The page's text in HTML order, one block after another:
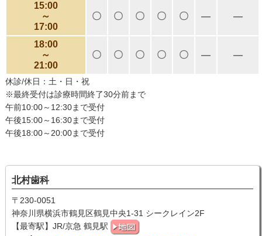
15:00
～
17:00
〇 〇 〇 〇 〇 ― ―
18:00
～
21:00
〇 〇 〇 〇 〇 ― ―
休診/休日：土・日・祝
※最終受付は診療時間終了30分前まで
午前10:00～12:30まで受付
午後15:00～16:30まで受付
午後18:00～20:00まで受付
北村歯科
〒230-0051
神奈川県横浜市鶴見区鶴見中央1-31 シークレイン2F
【最寄駅】JR/京急 鶴見駅